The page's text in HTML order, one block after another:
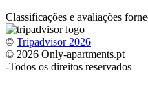
Classificações e avaliações
© Tripadvisor 2026
© 2026 Only-apartments.pt
-Todos os direitos reservados